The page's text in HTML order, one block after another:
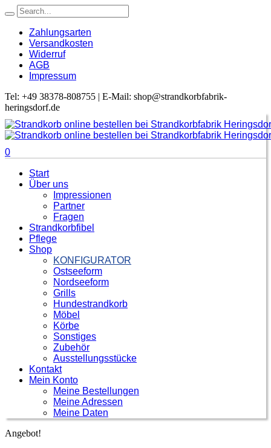
Zahlungsarten
Versandkosten
Widerruf
AGB
Impressum
Tel: +49 38378-808755 | E-Mail: shop@strandkorbfabrik-
heringsdorf.de
0
Start
Über uns
Impressionen
Partner
Fragen
Strandkorbfibel
Pflege
Shop
KONFIGURATOR
Ostseeform
Nordseeform
Grills
Hundestrandkorb
Möbel
Körbe
Sonstiges
Zubehör
Ausstellungsstücke
Kontakt
Mein Konto
Meine Bestellungen
Meine Adressen
Meine Daten
Angebot!